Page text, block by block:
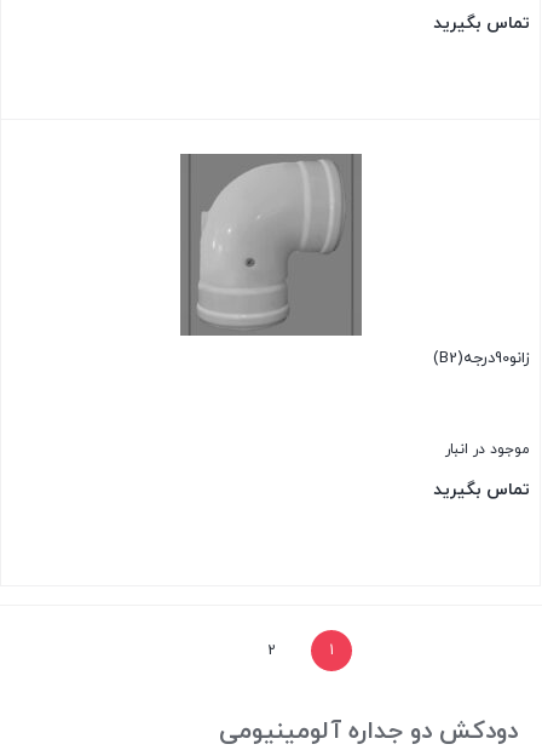
تماس بگیرید
زانو90درجه(B2)
موجود در انبار
تماس بگیرید
1
2
دودکش دو جداره آلومینیومی